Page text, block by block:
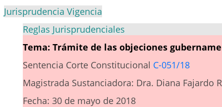
Jurisprudencia Vigencia
Reglas Jurisprudenciales
Tema: Trámite de las objeciones
Sentencia Corte Constitucional C-051/18
Magistrada Sustanciadora: Dra. Diana Fajardo
Fecha: 30 de mayo de 2018